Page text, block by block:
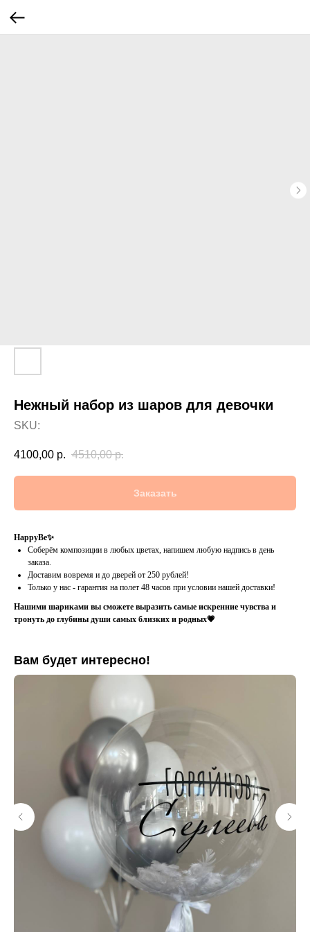
Нежный набор из шаров для девочки
SKU:
4100,00 р. 4510,00 р.
Заказать
HappyBe✨
Соберём композиции в любых цветах, напишем любую надпись в день
заказа.
Доставим вовремя и до дверей от 250 рублей!
Только у нас - гарантия на полет 48 часов при условии нашей доставки!
Нашими шариками вы сможете выразить самые искренние чувства и
тронуть до глубины души самых близких и родных💗
Вам будет интересно!